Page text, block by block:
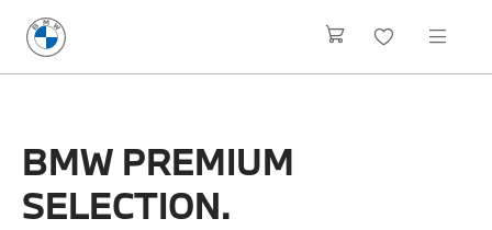
BMW PREMIUM
SELECTION.